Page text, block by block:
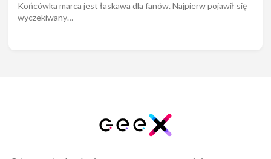
Końcówka marca jest łaskawa dla fanów. Najpierw pojawił się
wyczekiwany…